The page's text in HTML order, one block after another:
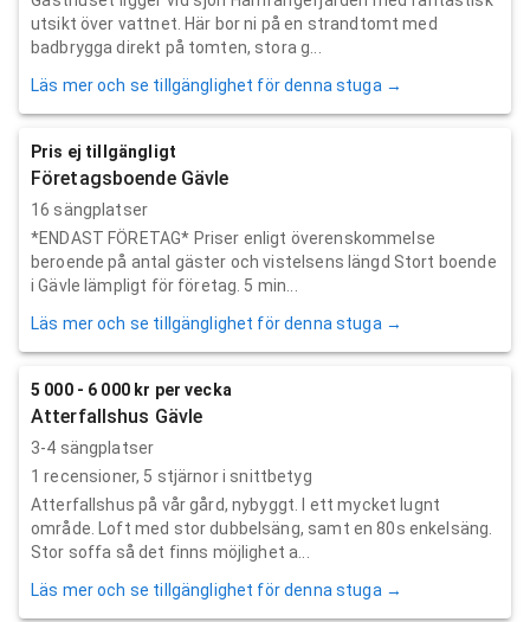
utsikt över vattnet. Här bor ni på en strandtomt med
badbrygga direkt på tomten, stora g...
Läs mer och se tillgänglighet för denna stuga →
Pris ej tillgängligt
Företagsboende Gävle
16 sängplatser
*ENDAST FÖRETAG* Priser enligt överenskommelse
beroende på antal gäster och vistelsens längd Stort boende
i Gävle lämpligt för företag. 5 min...
Läs mer och se tillgänglighet för denna stuga →
5 000 - 6 000 kr per vecka
Atterfallshus Gävle
3-4 sängplatser
1 recensioner, 5 stjärnor i snittbetyg
Atterfallshus på vår gård, nybyggt. I ett mycket lugnt
område. Loft med stor dubbelsäng, samt en 80s enkelsäng.
Stor soffa så det finns möjlighet a...
Läs mer och se tillgänglighet för denna stuga →